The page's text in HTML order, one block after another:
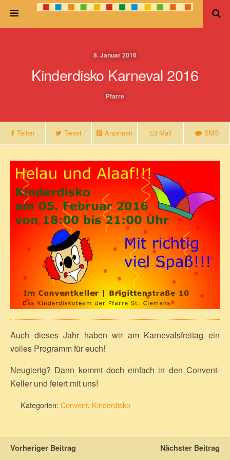
8. Januar 2016
Kinderdisko Karneval 2016
Pfarre
Teilen Tweet Anpinnen Mail SMS
Auch dieses Jahr haben wir am Karnevalsfreitag ein
volles Programm für euch!
Neugierig? Dann kommt doch einfach in den Convent-
Keller und feiert mit uns!
Kategorien: Convent, Kinderdisko
Vorheriger Beitrag Nächster Beitrag